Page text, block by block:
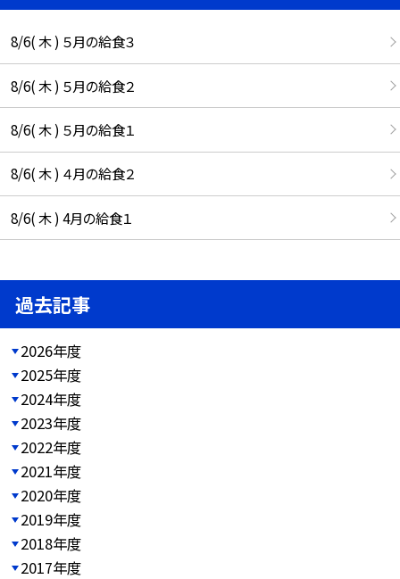
8/6( 木 ) ５月の給食３
8/6( 木 ) ５月の給食２
8/6( 木 ) ５月の給食１
8/6( 木 ) ４月の給食２
8/6( 木 ) 4月の給食１
過去記事
2026年度
2025年度
2024年度
2023年度
2022年度
2021年度
2020年度
2019年度
2018年度
2017年度